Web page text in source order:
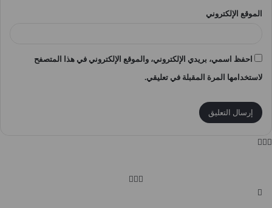
الموقع الإلكتروني
احفظ اسمي، بريدي الإلكتروني، والموقع الإلكتروني في هذا المتصفح
لاستخدامها المرة المقبلة في تعليقي.